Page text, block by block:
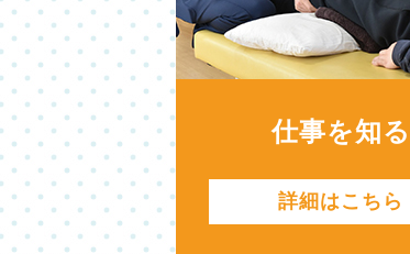
仕事を知る
詳細はこちら